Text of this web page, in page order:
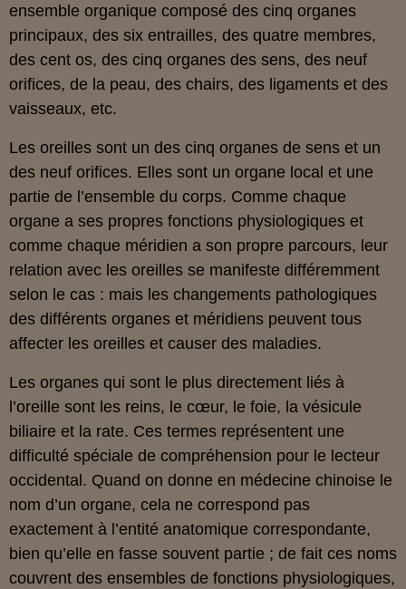
ensemble organique composé des cinq organes
principaux, des six entrailles, des quatre membres,
des cent os, des cinq organes des sens, des neuf
orifices, de la peau, des chairs, des ligaments et des
vaisseaux, etc.
Les oreilles sont un des cinq organes de sens et un
des neuf orifices. Elles sont un organe local et une
partie de l’ensemble du corps. Comme chaque
organe a ses propres fonctions physiologiques et
comme chaque méridien a son propre parcours, leur
relation avec les oreilles se manifeste différemment
selon le cas : mais les changements pathologiques
des différents organes et méridiens peuvent tous
affecter les oreilles et causer des maladies.
Les organes qui sont le plus directement liés à
l’oreille sont les reins, le cœur, le foie, la vésicule
biliaire et la rate. Ces termes représentent une
difficulté spéciale de compréhension pour le lecteur
occidental. Quand on donne en médecine chinoise le
nom d’un organe, cela ne correspond pas
exactement à l’entité anatomique correspondante,
bien qu’elle en fasse souvent partie ; de fait ces noms
couvrent des ensembles de fonctions physiologiques,